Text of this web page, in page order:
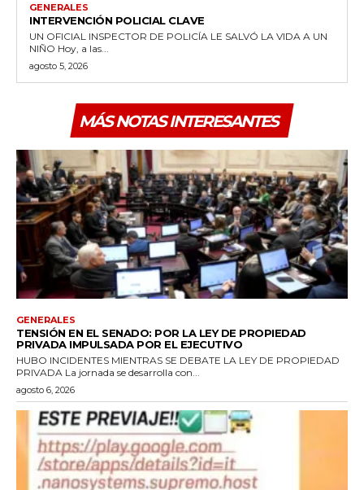
GENERALES
INTERVENCIÓN POLICIAL CLAVE
UN OFICIAL INSPECTOR DE POLICÍA LE SALVÓ LA VIDA A UN
NIÑO Hoy, a las...
agosto 5, 2026
MÁS NOTAS INTERESANTES
GENERALES
TENSIÓN EN EL SENADO: POR LA LEY DE PROPIEDAD
PRIVADA IMPULSADA POR EL EJECUTIVO
HUBO INCIDENTES MIENTRAS SE DEBATE LA LEY DE PROPIEDAD
PRIVADA La jornada se desarrolla con...
agosto 6, 2026